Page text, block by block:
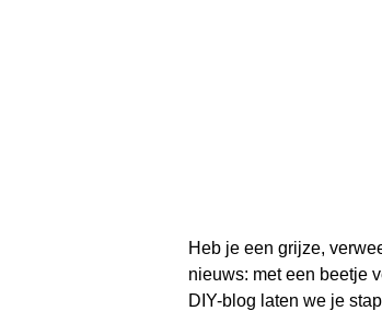
Heb je een grijze,
nieuws: met een beetje
DIY-blog laten we je